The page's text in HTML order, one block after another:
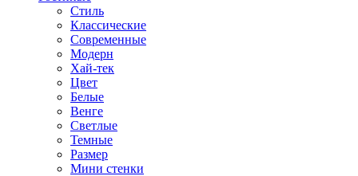
Стиль
Классические
Современные
Модерн
Хай-тек
Цвет
Белые
Венге
Светлые
Темные
Размер
Мини стенки